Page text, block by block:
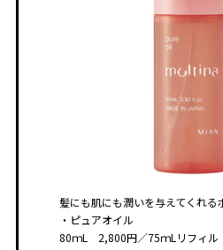
髪にも肌にも潤いを与えてくれる
・ピュアオイル
80ｍL 2,800円／75ｍLリフィ